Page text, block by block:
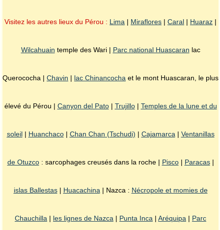
Visitez les autres lieux du Pérou : Lima | Miraflores | Caral | Huaraz |
Wilcahuain temple des Wari | Parc national Huascaran lac
Querococha | Chavin | lac Chinancocha et le mont Huascaran, le plus
élevé du Pérou | Canyon del Pato| Trujillo| Temples de la lune et du
soleil| Huanchaco| Chan Chan (Tschudi) | Cajamarca| Ventanillas
de Otuzco: sarcophages creusés dans la roche | Pisco| Paracas|
islas Ballestas| Huacachina| Nazca : Nécropole et momies de
Chauchilla | les lignes de Nazca | Punta Inca | Aréquipa | Parc